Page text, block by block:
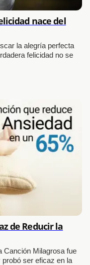
nace del
la alegría perfecta
felicidad no se
de Reducir la
Canción Milagrosa fue
ser eficaz en la